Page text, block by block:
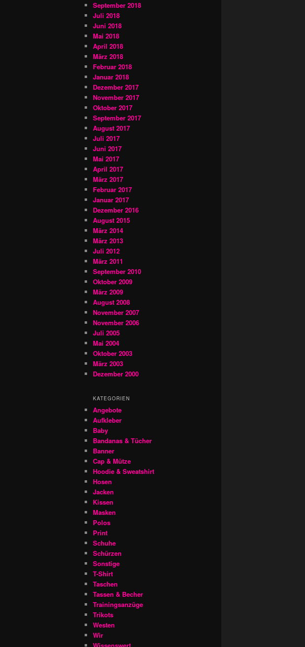
September 2018
Juli 2018
Juni 2018
Mai 2018
April 2018
März 2018
Februar 2018
Januar 2018
Dezember 2017
November 2017
Oktober 2017
September 2017
August 2017
Juli 2017
Juni 2017
Mai 2017
April 2017
März 2017
Februar 2017
Januar 2017
Dezember 2016
August 2015
März 2014
März 2013
Juli 2012
März 2011
September 2010
Oktober 2009
März 2009
August 2008
November 2007
November 2006
Juli 2005
Mai 2004
Oktober 2003
März 2003
Dezember 2000
KATEGORIEN
Angebote
Aufkleber
Baby
Bandanas & Tücher
Banner
Cap & Mütze
Hoodie & Sweatshirt
Hosen
Jacken
Kissen
Masken
Polos
Print
Schuhe
Schürzen
Sonstige
T-Shirt
Taschen
Tassen & Becher
Trainingsanzüge
Trikots
Westen
Wir
Wissenswert